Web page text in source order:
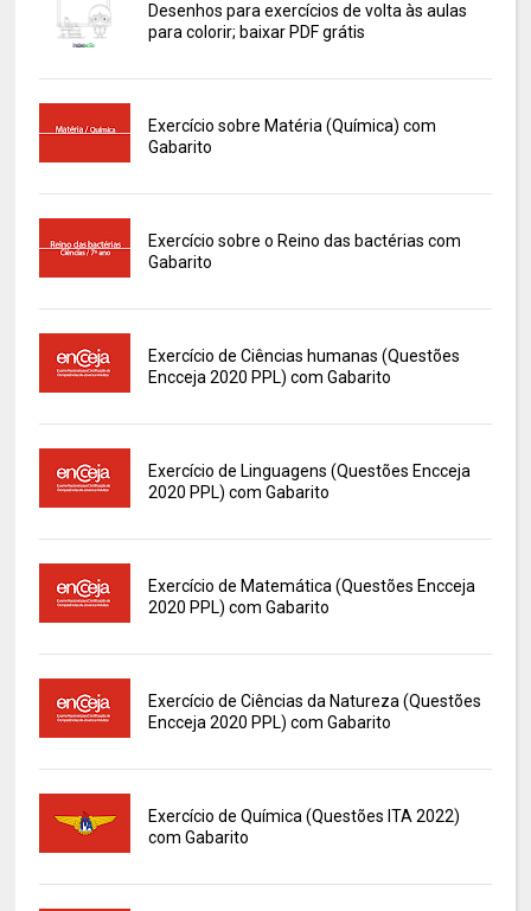
Desenhos para exercícios de volta às aulas
para colorir; baixar PDF grátis
Exercício sobre Matéria (Química) com
Gabarito
Exercício sobre o Reino das bactérias com
Gabarito
Exercício de Ciências humanas (Questões
Encceja 2020 PPL) com Gabarito
Exercício de Linguagens (Questões Encceja
2020 PPL) com Gabarito
Exercício de Matemática (Questões Encceja
2020 PPL) com Gabarito
Exercício de Ciências da Natureza (Questões
Encceja 2020 PPL) com Gabarito
Exercício de Química (Questões ITA 2022)
com Gabarito